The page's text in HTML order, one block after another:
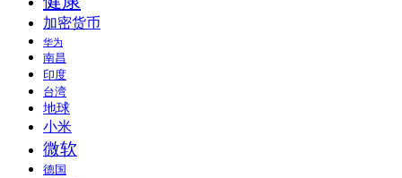
加密货币
华为
南昌
印度
台湾
地球
小米
微软
德国